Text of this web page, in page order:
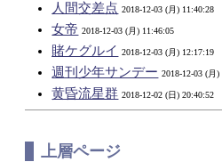
人間交差点 2018-12-03 (月) 11:40:28
女帝 2018-12-03 (月) 11:46:05
賭ケグルイ 2018-12-03 (月) 12:17:19
週刊少年サンデー 2018-12-03 (月)
黄昏流星群 2018-12-02 (日) 20:40:52
上層ページ